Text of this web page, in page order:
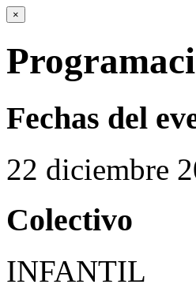
×
Fechas del
22 diciembre
Colectivo
INFANTIL